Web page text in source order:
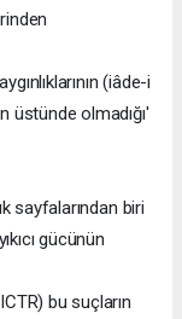
(iâde-i
üstünde olmadığı'
sayfalarından biri
gücünün
bu suçların